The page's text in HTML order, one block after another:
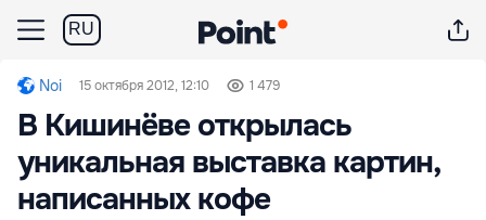
RU
Noi 15 октября 2012, 12:10 1 479
В Кишинёве открылась
уникальная выставка картин,
написанных кофе